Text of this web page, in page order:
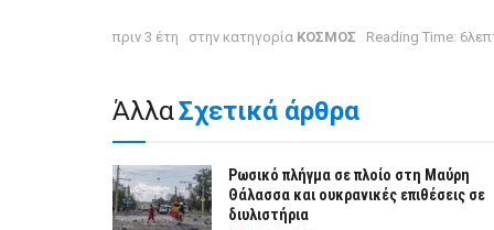
πριν 3 έτη στην κατηγορία ΚΟΣΜΟΣ Reading Time:
ΆλλαΣχετικά άρθρα
Ρωσικό πλήγμα σε πλοίο στη Μαύρη
Θάλασσα και ουκρανικές επιθέσεις σε
διυλιστήρια